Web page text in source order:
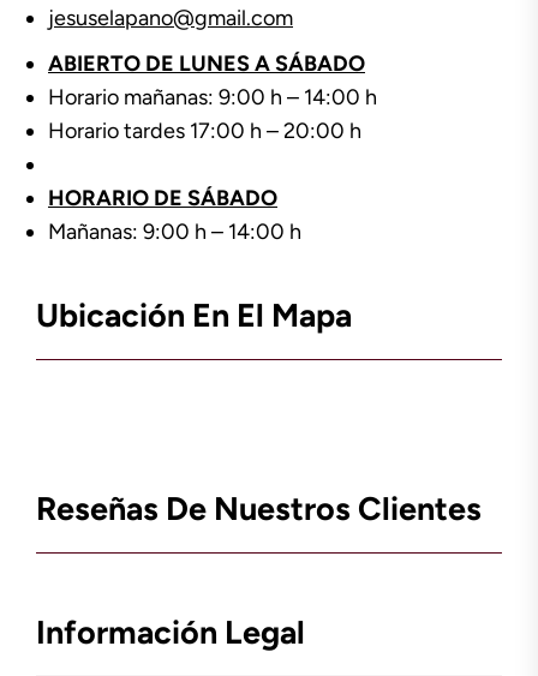
jesuselapano@gmail.com
ABIERTO DE LUNES A SÁBADO
Horario mañanas: 9:00 h – 14:00 h
Horario tardes 17:00 h – 20:00 h
HORARIO DE SÁBADO
Mañanas: 9:00 h – 14:00 h
Ubicación En El Mapa
Reseñas De Nuestros Clientes
Información Legal